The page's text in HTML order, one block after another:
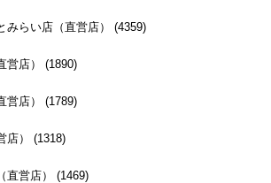
みらい店（直営店） (4359)
営店） (1890)
営店） (1789)
店） (1318)
直営店） (1469)